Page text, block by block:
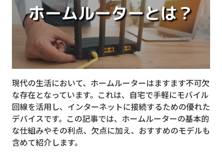
MVNO
スマート漁業
5G
クラウド
M2M
VPN
スマート〇〇
現代の生活において、ホームルーターはますます不可欠
な存在となっています。これは、自宅で手軽にモバイル
回線を活用し、インターネットに接続するための優れた
デバイスです。この記事では、ホームルーターの基本的
な仕組みやその利点、欠点に加え、おすすめのモデルも
含めて紹介します。